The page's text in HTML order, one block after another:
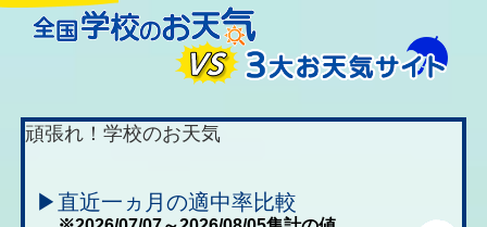
頑張れ！学校のお天気
▶直近一ヵ月の適中率比較